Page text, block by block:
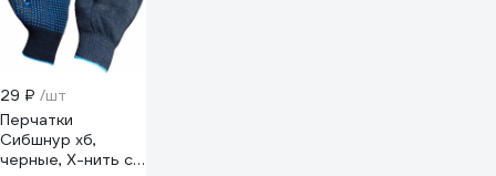
29 ₽ /шт
Перчатки
Сибшнур хб,
черные, Х-нить с